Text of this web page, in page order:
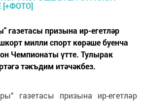
газетасы призына ир-егетләр
милли спорт көрәше буенча
Чемпионаты үтте. Тулырак
тәкъдим итәчәкбез.
газетасы призына ир-егетләр